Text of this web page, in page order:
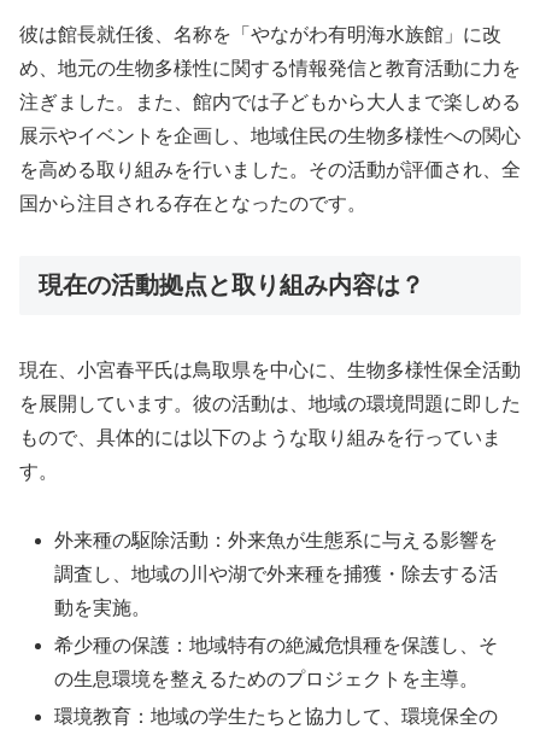
彼は館長就任後、名称を「やながわ有明海水族館」に改
め、地元の生物多様性に関する情報発信と教育活動に力を
注ぎました。また、館内では子どもから大人まで楽しめる
展示やイベントを企画し、地域住民の生物多様性への関心
を高める取り組みを行いました。その活動が評価され、全
国から注目される存在となったのです。
現在の活動拠点と取り組み内容は？
現在、小宮春平氏は鳥取県を中心に、生物多様性保全活動
を展開しています。彼の活動は、地域の環境問題に即した
もので、具体的には以下のような取り組みを行っていま
す。
外来種の駆除活動：外来魚が生態系に与える影響を
調査し、地域の川や湖で外来種を捕獲・除去する活
動を実施。
希少種の保護：地域特有の絶滅危惧種を保護し、そ
の生息環境を整えるためのプロジェクトを主導。
環境教育：地域の学生たちと協力して、環境保全の